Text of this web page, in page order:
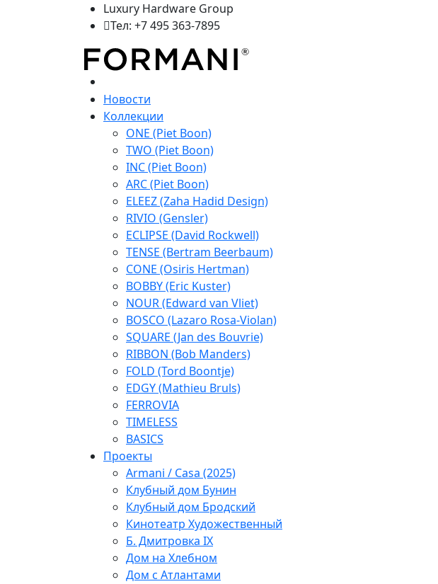
Luxury Hardware Group
Тел: +7 495 363-7895
Новости
Коллекции
ONE (Piet Boon)
TWO (Piet Boon)
INC (Piet Boon)
ARC (Piet Boon)
ELEEZ (Zaha Hadid Design)
RIVIO (Gensler)
ECLIPSE (David Rockwell)
TENSE (Bertram Beerbaum)
CONE (Osiris Hertman)
BOBBY (Eric Kuster)
NOUR (Edward van Vliet)
BOSCO (Lazaro Rosa-Violan)
SQUARE (Jan des Bouvrie)
RIBBON (Bob Manders)
FOLD (Tord Boontje)
EDGY (Mathieu Bruls)
FERROVIA
TIMELESS
BASICS
Проекты
Armani / Casa (2025)
Клубный дом Бунин
Клубный дом Бродский
Кинотеатр Художественный
Б. Дмитровка IX
Дом на Хлебном
Дом с Атлантами